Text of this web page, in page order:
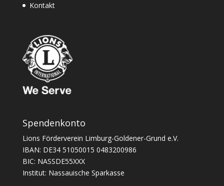
Kontakt
Spendenkonto
Lions Förderverein Limburg-Goldener-Grund e.V.
IBAN: DE34 51050015 0483200986
BIC: NASSDE55XXX
Institut: Nassauische Sparkasse